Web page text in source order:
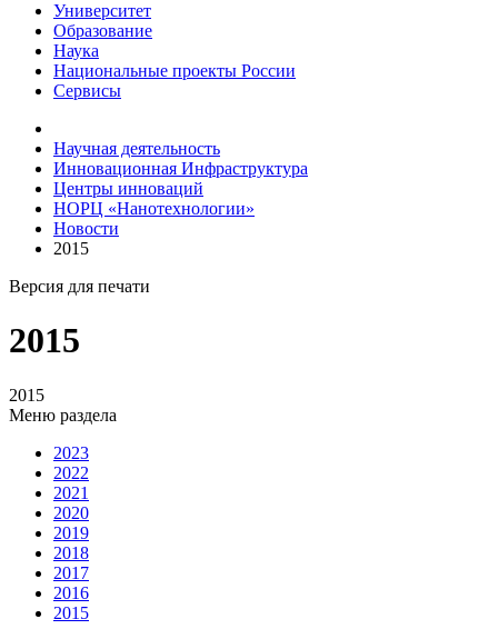
Университет
Образование
Наука
Национальные проекты России
Сервисы
Научная деятельность
Инновационная Инфраструктура
Центры инноваций
НОРЦ «Нанотехнологии»
Новости
2015
Версия для печати
2015
2015
Меню раздела
2023
2022
2021
2020
2019
2018
2017
2016
2015